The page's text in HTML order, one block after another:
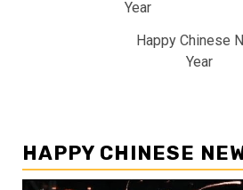
Happy Chinese
Year
HAPPY CHINESE